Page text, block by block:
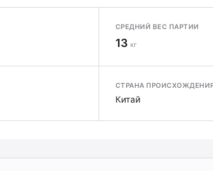
СРЕДНИЙ ВЕС ПАРТИИ
13 кг
СТРАНА
Китай